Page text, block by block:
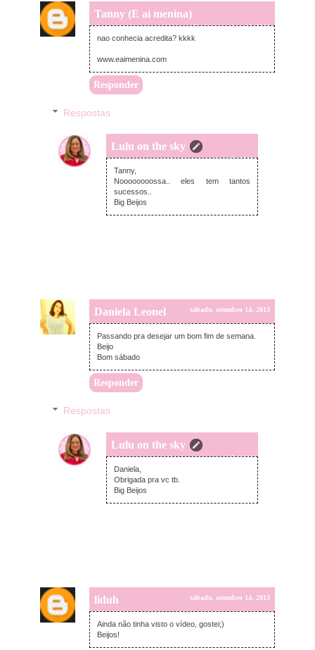
Tanny (E aí menina)
sábado, setembro 14, 2013
nao conhecia acredita? kkkk
www.eaimenina.com
Responder
Respostas
Lulu on the sky
domingo, setembro 15, 2013
Tanny,
Noooooooossa.. eles tem tantos
sucessos..
Big Beijos
Daniela Leonel sábado, setembro 14, 2013
Passando pra desejar um bom fim de semana.
Beijo
Bom sábado
Responder
Respostas
Lulu on the sky
domingo, setembro 15, 2013
Daniela,
Obrigada pra vc tb.
Big Beijos
liduh sábado, setembro 14, 2013
Ainda não tinha visto o vídeo, gostei;)
Beijos!